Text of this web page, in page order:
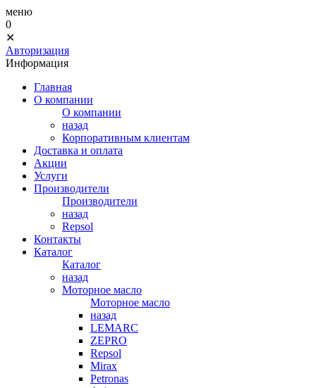
меню
0
✕
Авторизация
Информация
Главная
О компании
О компании
назад
Корпоративным клиентам
Доставка и оплата
Акции
Услуги
Производители
Производители
назад
Repsol
Контакты
Каталог
Каталог
назад
Моторное масло
Моторное масло
назад
LEMARC
ZEPRO
Repsol
Mirax
Petronas